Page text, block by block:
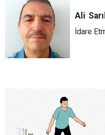
Ali
İdare